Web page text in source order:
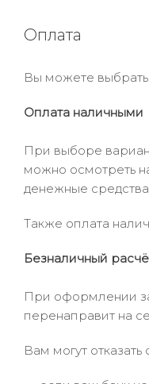
Оплата
Вы можете выбрать
Оплата наличными
При выборе
можно осмотреть
денежные
Также оплата
Безналичный
При оформлении
перенаправит на
Вам могут